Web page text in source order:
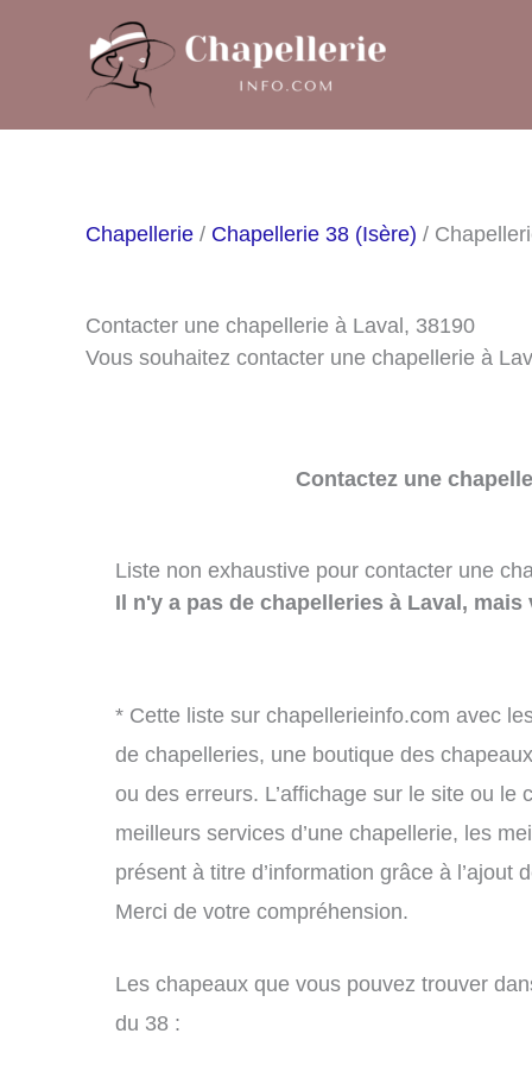
Chapellerie / Chapellerie 38 (Isère) /
Contacter une chapellerie à Laval, 38190
Vous souhaitez contacter une chapellerie à
Contactez une
Liste non exhaustive pour contacter une
Il n'y a pas de chapelleries à Laval,
* Cette liste sur chapellerieinfo.com avec
de chapelleries, une boutique des
ou des erreurs. L’affichage sur le site ou
meilleurs services d’une chapellerie, les
présent à titre d’information grâce à
Merci de votre compréhension.
Les chapeaux que vous pouvez trouver
du 38 :